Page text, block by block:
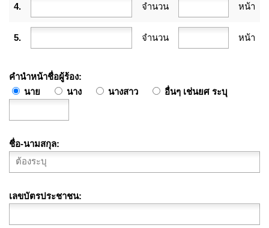
4. จำนวน หน้า
5. จำนวน หน้า
คำนำหน้าชื่อผู้ร้อง
นาย
นาง นางสาว อื่นๆ เช่นยศ ระบุ
ชื่อ-นามสกุล
เลขบัตรประชาชน